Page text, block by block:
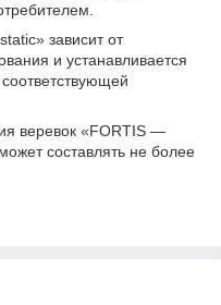
зависит от
и устанавливается
веревок «FORTIS —
составлять не более